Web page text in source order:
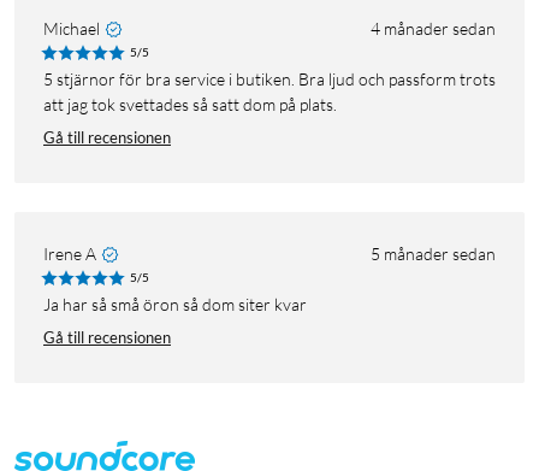
Michael 4 månader sedan
5/5
5 stjärnor för bra service i butiken. Bra ljud och passform trots
att jag tok svettades så satt dom på plats.
Gå till recensionen
Irene A 5 månader sedan
5/5
Ja har så små öron så dom siter kvar
Gå till recensionen